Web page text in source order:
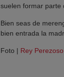
suelen formar parte
Bien seas de
bien entrada la
Foto | Rey Perezoso